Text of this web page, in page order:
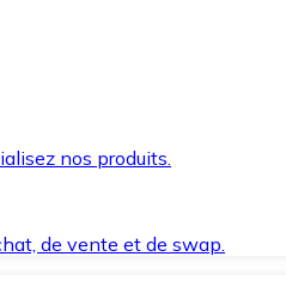
nos produits.
de vente et de swap.